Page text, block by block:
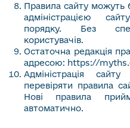
Правила сайту можуть
адміністрацією
порядку. Без
користувачів.
Остаточна редакція
адресою: https://
Адміністрація
перевіряти правила
Нові правила
автоматично.